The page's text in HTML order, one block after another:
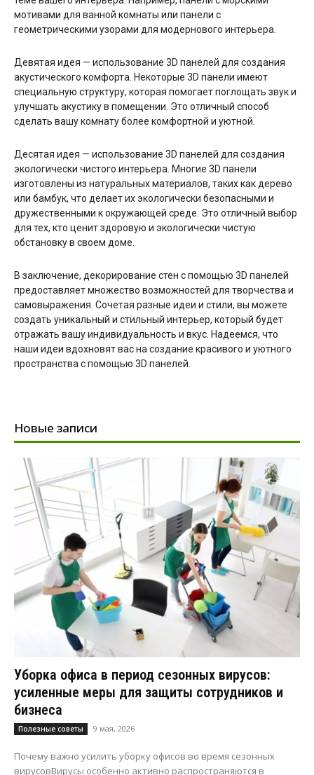
мотивами для ванной комнаты или панели с
геометрическими узорами для модернового интерьера.
Девятая идея — использование 3D панелей для создания
акустического комфорта. Некоторые 3D панели имеют
специальную структуру, которая помогает поглощать звук и
улучшать акустику в помещении. Это отличный способ
сделать вашу комнату более комфортной и уютной.
Десятая идея — использование 3D панелей для создания
экологически чистого интерьера. Многие 3D панели
изготовлены из натуральных материалов, таких как дерево
или бамбук, что делает их экологически безопасными и
дружественными к окружающей среде. Это отличный выбор
для тех, кто ценит здоровую и экологически чистую
обстановку в своем доме.
В заключение, декорирование стен с помощью 3D панелей
предоставляет множество возможностей для творчества и
самовыражения. Сочетая разные идеи и стили, вы можете
создать уникальный и стильный интерьер, который будет
отражать вашу индивидуальность и вкус. Надеемся, что
наши идеи вдохновят вас на создание красивого и уютного
пространства с помощью 3D панелей.
Новые записи
Уборка офиса в период сезонных вирусов:
усиленные меры для защиты сотрудников и
бизнеса
Полезные советы 9 мая, 2026
Почему важно усилить уборку офисов во время сезонных
вирусовВирусы особенно активно распространяются в